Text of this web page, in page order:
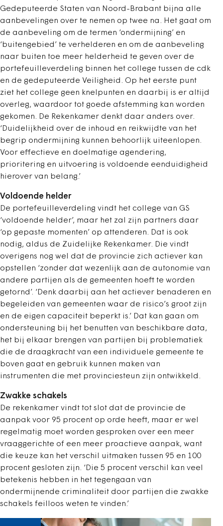
Gedeputeerde Staten van Noord-Brabant bijna alle
aanbevelingen over te nemen op twee na. Het gaat om
de aanbeveling om de termen ‘ondermijning’ en
‘buitengebied’ te verhelderen en om de aanbeveling
naar buiten toe meer helderheid te geven over de
portefeuilleverdeling binnen het college tussen de cdk
en de gedeputeerde Veiligheid. Op het eerste punt
ziet het college geen knelpunten en daarbij is er altijd
overleg, waardoor tot goede afstemming kan worden
gekomen. De Rekenkamer denkt daar anders over.
‘Duidelijkheid over de inhoud en reikwijdte van het
begrip ondermijning kunnen behoorlijk uiteenlopen.
Voor effectieve en doelmatige agendering,
prioritering en uitvoering is voldoende eenduidigheid
hierover van belang.’
Voldoende helder
De portefeuilleverdeling vindt het college van GS
‘voldoende helder’, maar het zal zijn partners daar
‘op gepaste momenten’ op attenderen. Dat is ook
nodig, aldus de Zuidelijke Rekenkamer. Die vindt
overigens nog wel dat de provincie zich actiever kan
opstellen ‘zonder dat wezenlijk aan de autonomie van
andere partijen als de gemeenten hoeft te worden
getornd’. ‘Denk daarbij aan het actiever benaderen en
begeleiden van gemeenten waar de risico’s groot zijn
en de eigen capaciteit beperkt is.’ Dat kan gaan om
ondersteuning bij het benutten van beschikbare data,
het bij elkaar brengen van partijen bij problematiek
die de draagkracht van een individuele gemeente te
boven gaat en gebruik kunnen maken van
instrumenten die met provinciesteun zijn ontwikkeld.
Zwakke schakels
De rekenkamer vindt tot slot dat de provincie de
aanpak voor 95 procent op orde heeft, maar er wel
regelmatig moet worden gesproken over een meer
vraaggerichte of een meer proactieve aanpak, want
die keuze kan het verschil uitmaken tussen 95 en 100
procent gesloten zijn. ‘Die 5 procent verschil kan veel
betekenis hebben in het tegengaan van
ondermijnende criminaliteit door partijen die zwakke
schakels feilloos weten te vinden.’